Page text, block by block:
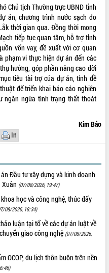
Chủ tịch Thường trực UBND tỉnh
án, chương trình nước sạch do
thời gian qua. Đồng thời mong
tiếp tục quan tâm, hỗ trợ tỉnh
vốn vay, đề xuất với cơ quan
phạm vi thực hiện dự án đến các
hưởng, góp phần nâng cao đời
tiêu tài trợ của dự án, tỉnh đề
để triển khai báo cáo nghiên
ngăn ngừa tình trạng thất thoát
Kim Bảo
In
Đầu tư xây dựng và kinh doanh
Xuân (07/08/2026, 19:47)
học và công nghệ, thúc đẩy
08/2026, 18:34)
luận tại tổ về các dự án luật về
giao công nghệ (07/08/2026,
OCOP, du lịch thôn buôn trên nền